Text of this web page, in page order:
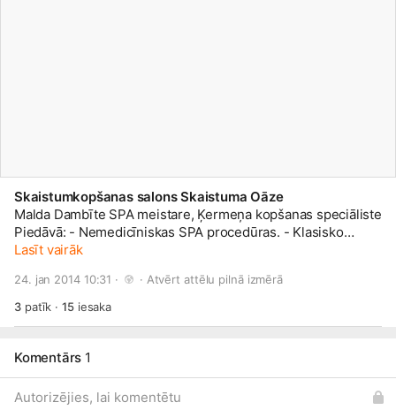
Skaistumkopšanas salons Skaistuma Oāze
Malda Dambīte SPA meistare, Ķermeņa kopšanas speciāliste
Piedāvā: - Nemedicīniskas SPA procedūras. - Klasisko
(zviedru) masāžu, aroma masāžas, problēmzonu masāžu
noguruma novēršanu un noskaņojuma uzlabošanos. "Esmu
nostrādājusi biroja ikdienas stresa apstākļos vairāk kā 10
rezultātiem pēc individuāli izvēlētas masāžas procedūras.
Tāpat iesaku masāžas procedūras visām māmiņām", saka
Malda. Pieņemšana salonā "Skaistuma Oāze" Stabu 35 -
Lasīt vairāk
24. jan 2014 10:31 · · Atvērt attēlu pilnā izmērā
3patīk ·15iesaka
Komentārs 1
Autorizējies, lai komentētu